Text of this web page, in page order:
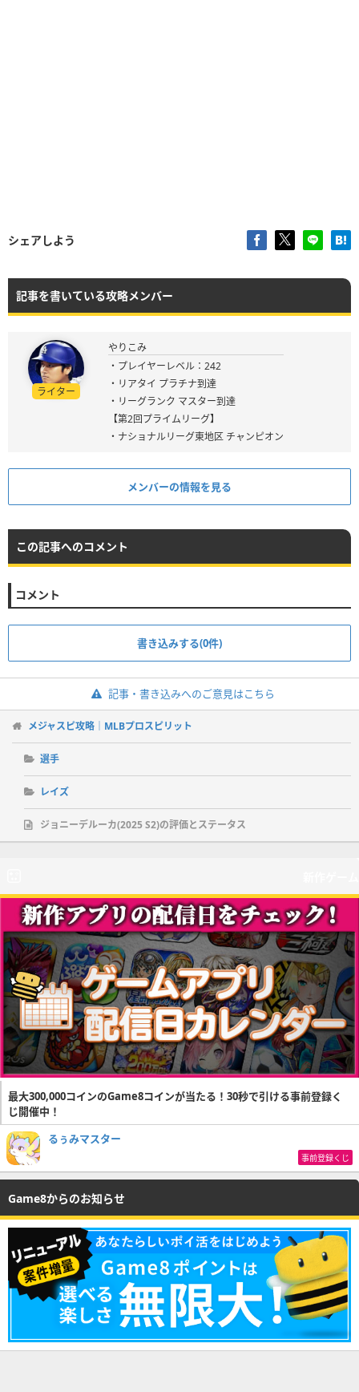
シェアしよう
記事を書いている攻略メンバー
ライター
やりこみ
・プレイヤーレベル：242
・リアタイ プラチナ到達
・リーグランク マスター到達
【第2回プライムリーグ】
・ナショナルリーグ東地区 チャンピオン
メンバーの情報を見る
この記事へのコメント
コメント
書き込みする(0件)
記事・書き込みへのご意見はこちら
メジャスピ攻略｜MLBプロスピリット
選手
レイズ
ジョニーデルーカ(2025 S2)の評価とステータス
最大300,000コインのGame8コインが当たる！30秒で引ける事前登録く
じ開催中！
るぅみマスター
事前登録くじ
Game8からのお知らせ